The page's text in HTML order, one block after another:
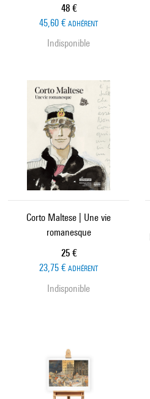
Prix ​​actuel
48 €
45,60 € ADHÉRENT
Indisponible
Corto Maltese | Une vie
romanesque
Prix ​​actuel
25 €
23,75 € ADHÉRENT
Indisponible